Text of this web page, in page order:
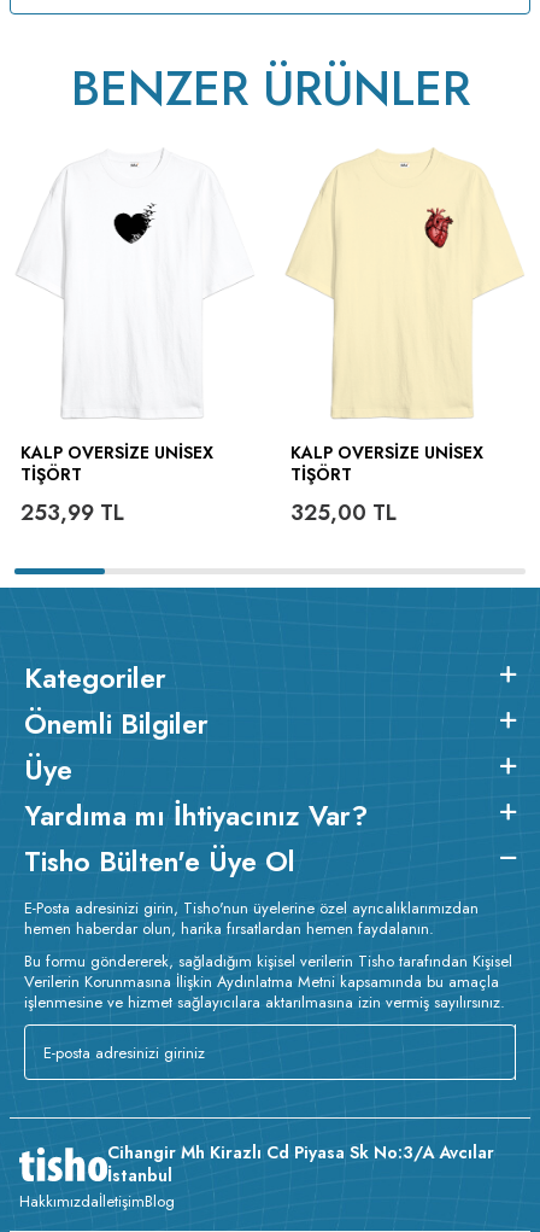
BENZER ÜRÜNLER
KALP OVERSIZE UNISEX
TIŞÖRT
253,99 TL
KALP OVERSIZE UNISEX
TIŞÖRT
325,00 TL
Kategoriler
Önemli Bilgiler
Üye
Yardıma mı İhtiyacınız Var?
Tisho Bülten'e Üye Ol
E-Posta adresinizi girin, Tisho'nun üyelerine özel ayrıcalıklarımızdan
hemen haberdar olun, harika fırsatlardan hemen faydalanın.
Bu formu göndererek, sağladığım kişisel verilerin Tisho tarafından Kişisel
Verilerin Korunmasına İlişkin Aydınlatma Metni kapsamında bu amaçla
işlenmesine ve hizmet sağlayıcılara aktarılmasına izin vermiş sayılırsınız.
Cihangir Mh Kirazlı Cd Piyasa Sk No:3/A Avcılar
İstanbul
HakkımızdaİletişimBlog